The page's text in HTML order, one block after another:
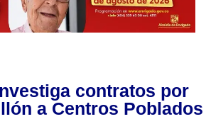
contratos por
a Centros Poblados